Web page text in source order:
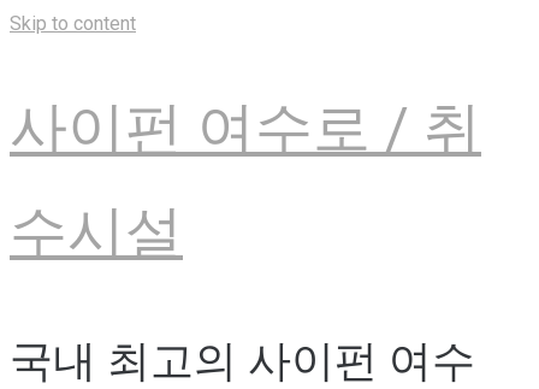
Skip to content
사이펀 여수로 / 취
수시설
국내 최고의 사이펀 여수